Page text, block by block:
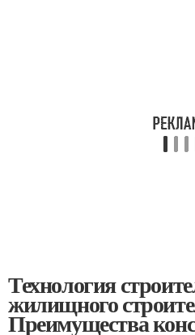
Технология
жилищного
Преимущества